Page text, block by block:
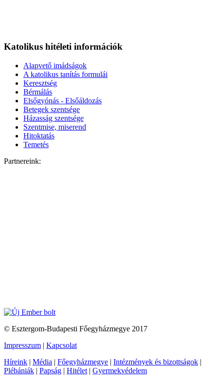
Katolikus hitéleti információk
Alapvető imádságok
A katolikus tanítás formulái
Keresztség
Bérmálás
Elsőgyónás - Elsőáldozás
Betegek szentsége
Házasság szentsége
Szentmise, miserend
Hitoktatás
Temetés
Partnereink:
© Esztergom-Budapesti Főegyházmegye 2017
Impresszum | Kapcsolat
Híreink | Média | Főegyházmegye | Intézmények és bizottságok |
Plébániák | Papság | Hitélet | Gyermekvédelem